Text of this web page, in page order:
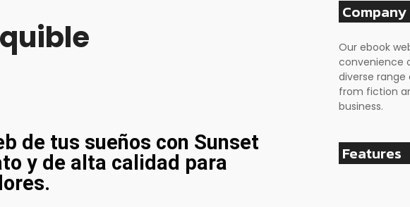
de tus sueños con Sunset
y de alta calidad para
Company
Our ebook
convenience
diverse range
from fiction
business.
Features